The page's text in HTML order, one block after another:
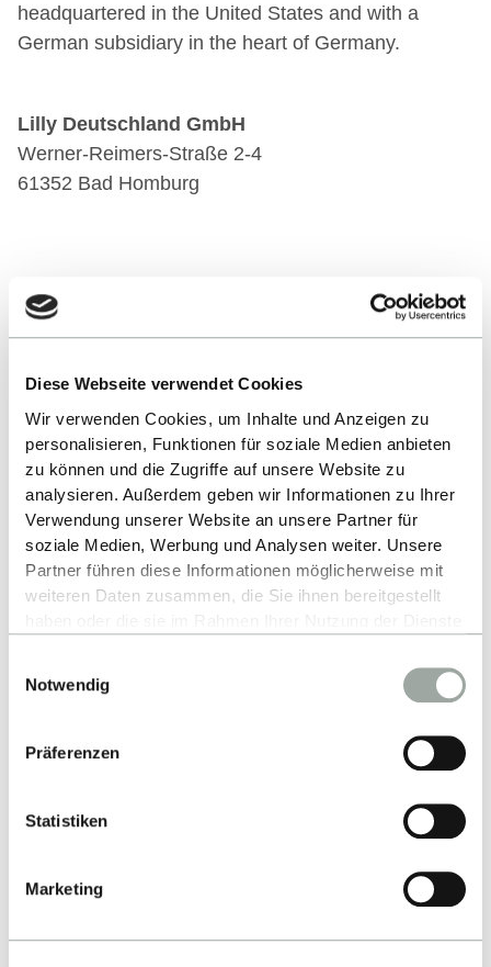
Diese Webseite verwendet Cookies
Wir verwenden Cookies, um Inhalte und Anzeigen zu
personalisieren, Funktionen für soziale Medien anbieten
zu können und die Zugriffe auf unsere Website zu
analysieren. Außerdem geben wir Informationen zu Ihrer
Verwendung unserer Website an unsere Partner für
soziale Medien, Werbung und Analysen weiter. Unsere
Partner führen diese Informationen möglicherweise mit
weiteren Daten zusammen, die Sie ihnen bereitgestellt
Alles zum Thema Cookies und personenbezogene
Datenverarbeitung entnehmen Sie unserer
Notwendig
Präferenzen
Statistiken
Marketing
headquartered in the United States and with a
German subsidiary in the heart of Germany.
Lilly Deutschland GmbH
Werner-Reimers-Straße 2-4
61352 Bad Homburg
Up